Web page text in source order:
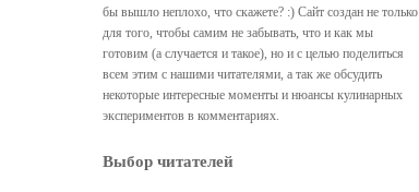
бы вышло неплохо, что скажете? :) Сайт создан не только
для того, чтобы самим не забывать, что и как мы
готовим (а случается и такое), но и с целью поделиться
всем этим с нашими читателями, а так же обсудить
некоторые интересные моменты и нюансы кулинарных
экспериментов в комментариях.
Выбор читателей